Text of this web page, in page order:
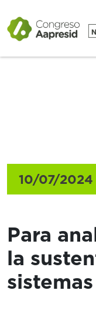
10/07/2024
Para
la